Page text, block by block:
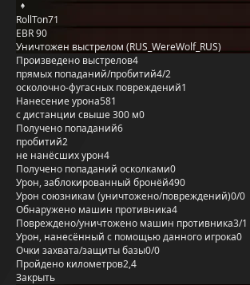
RollTon71
EBR 90
Уничтожен выстрелом (RUS_WereWolf_RUS)
Произведено выстрелов4
прямых попаданий/пробитий4/2
осколочно-фугасных повреждений1
Нанесение урона581
с дистанции свыше 300 м0
Получено попаданий6
пробитий2
не нанёсших урон4
Получено попаданий осколками0
Урон, заблокированный бронёй490
Урон союзникам (уничтожено/повреждений)0/0
Обнаружено машин противника4
Повреждено/уничтожено машин противника3/1
Урон, нанесённый с помощью данного игрока0
Очки захвата/защиты базы0/0
Пройдено километров2,4
Закрыть